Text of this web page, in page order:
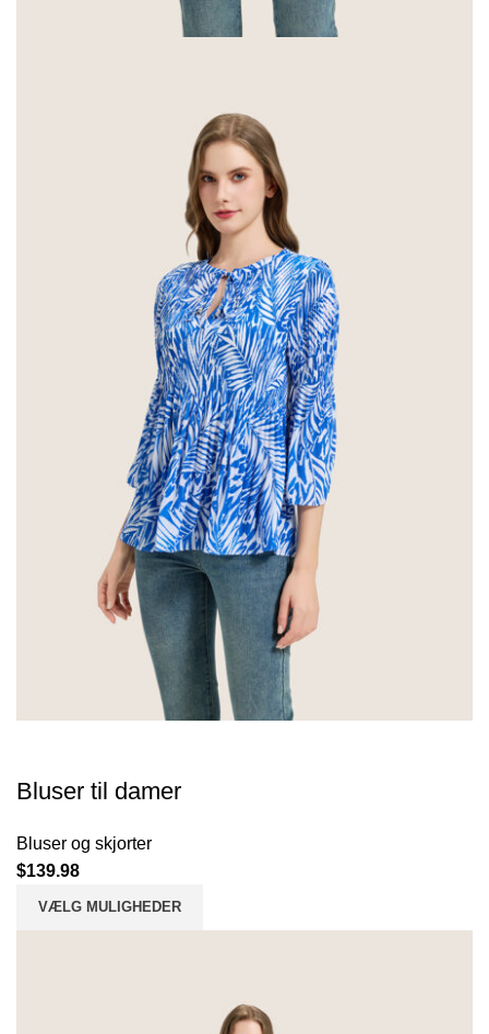
Bluser til damer
Bluser og skjorter
$139.98
VÆLG MULIGHEDER